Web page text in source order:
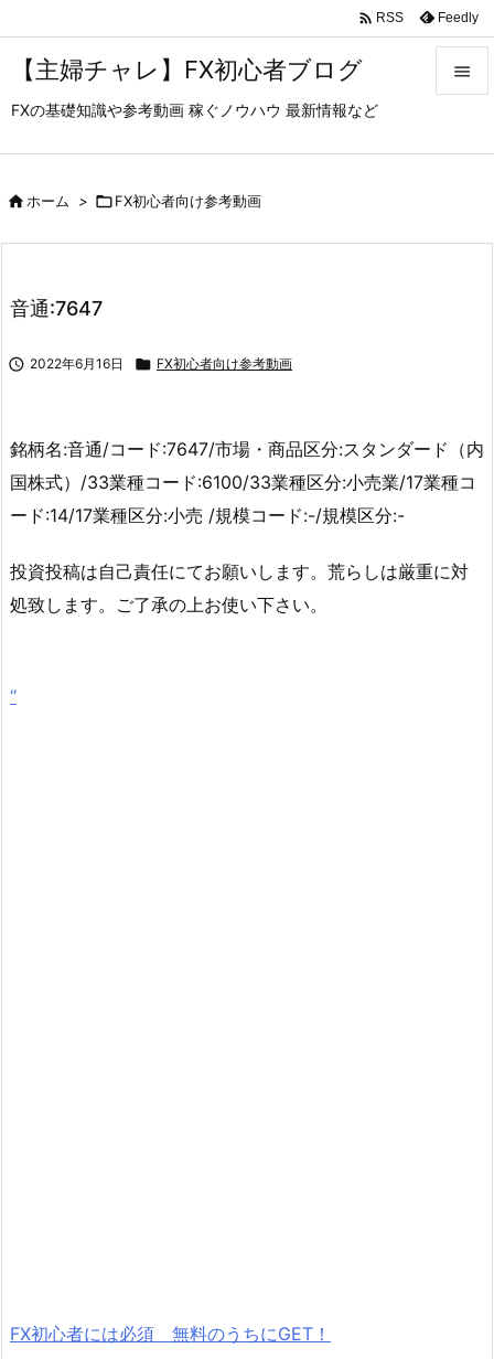
【主婦チャレ】FX初心者ブログ
FXの基礎知識や参考動画 稼ぐノウハウ 最新情報など

 RSS Feedly
ホーム > FX初心者向け参考動画
音通:7647
 2022年6月16日  FX初心者向け参考動画
銘柄名:音通/コード:7647/市場・商品区分:スタンダード（内
国株式）/33業種コード:6100/33業種区分:小売業/17業種コ
ード:14/17業種区分:小売 /規模コード:-/規模区分:-
投資投稿は自己責任にてお願いします。荒らしは厳重に対
処致します。ご了承の上お使い下さい。
“
FX初心者には必須 無料のうちにGET！